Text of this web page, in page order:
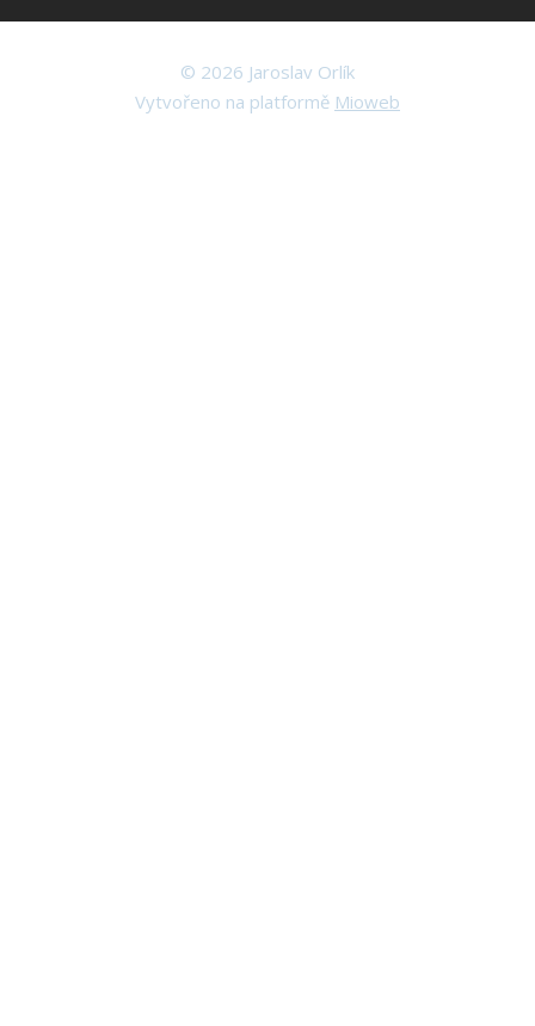
© 2026 Jaroslav Orlík
Vytvořeno na platformě Mioweb